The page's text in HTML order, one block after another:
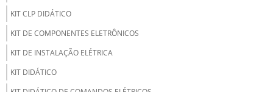
KIT CLP DIDÁTICO
KIT DE COMPONENTES ELETRÔNICOS
KIT DE INSTALAÇÃO ELÉTRICA
KIT DIDÁTICO